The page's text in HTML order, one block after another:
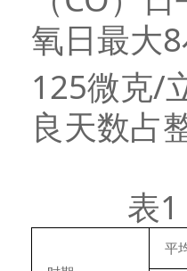
氧日最大
125微克/
良天数占
表
平